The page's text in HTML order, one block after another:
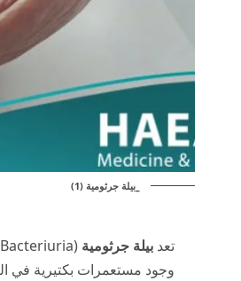
_بيلة جرثومية (1)
تعدبيلة جرثومية